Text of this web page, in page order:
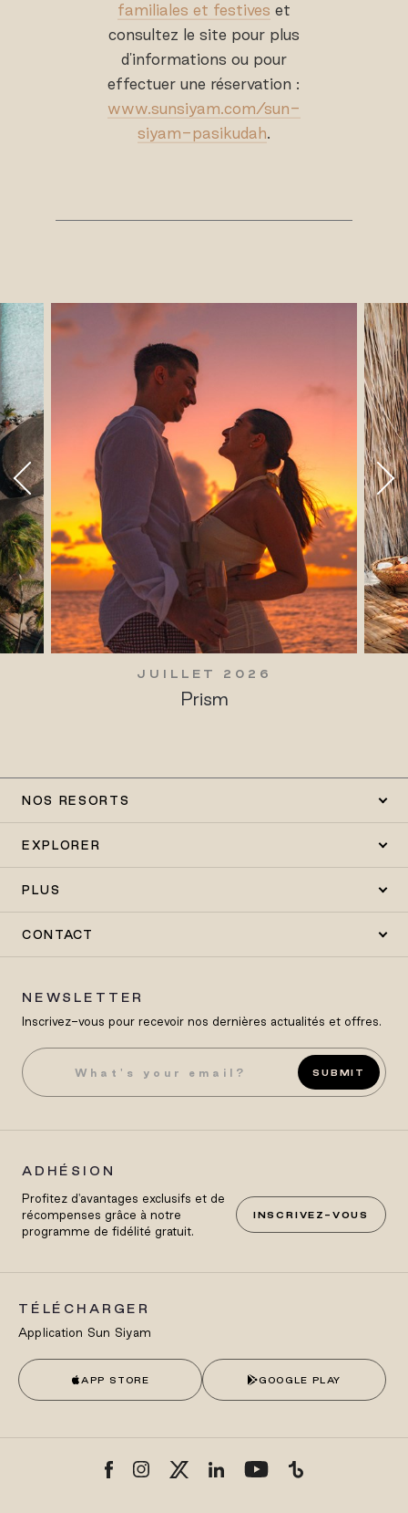
familiales et festives et
consultez le site pour plus
d'informations ou pour
effectuer une réservation :
www.sunsiyam.com/sun-
siyam-pasikudah.
JUILLET 2026
Prism
NOS RESORTS
EXPLORER
PLUS
CONTACT
NEWSLETTER
Inscrivez-vous pour recevoir nos dernières actualités et offres.
SUBMIT
ADHÉSION
Profitez d'avantages exclusifs et de
récompenses grâce à notre
programme de fidélité gratuit.
INSCRIVEZ-VOUS
TÉLÉCHARGER
Application Sun Siyam
APP STORE GOOGLE PLAY